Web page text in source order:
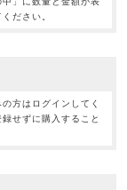
ださい。
方はログインしてく
せずに購入すること